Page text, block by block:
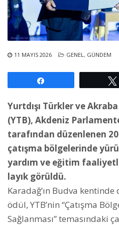
11 MAYIS 2026 GENEL , GÜNDEM
Yurtdışı Türkler ve
(YTB), Akdeniz
tarafından düzenlenen
çatışma bölgelerinde
yardım ve eğitim
layık görüldü.
Karadağ’ın Budva
ödül, YTB’nin “Çatışma
Sağlanması” temasındaki